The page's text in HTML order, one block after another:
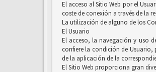
El acceso al Sitio Web por el
coste de conexión a través de la
La utilización de alguno de los
El Usuario
El acceso, la navegación y uso
confiere la condición de Usuario,
de la aplicación de la
El Sitio Web proporciona gran